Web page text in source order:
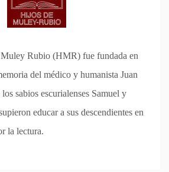
Rubio (HMR) fue fundada en
del médico y humanista Juan
sabios escurialenses Samuel y
educar a sus descendientes en
la lectura.